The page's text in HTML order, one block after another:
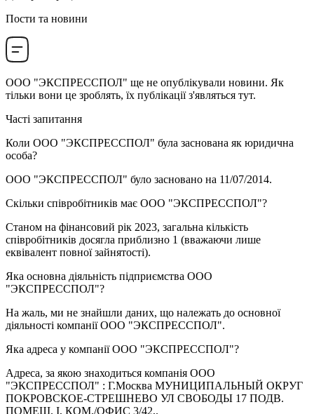
Пости та новини
ООО "ЭКСПРЕССПОЛ" ще не опублікували новини. Як
тільки вони це зроблять, їх публікації з'являться тут.
Часті запитання
Коли ООО "ЭКСПРЕССПОЛ" була заснована як юридична
особа?
ООО "ЭКСПРЕССПОЛ" було засновано на 11/07/2014.
Скільки співробітників має ООО "ЭКСПРЕССПОЛ"?
Станом на фінансовий рік 2023, загальна кількість
співробітників досягла приблизно 1 (вважаючи лише
еквівалент повної зайнятості).
Яка основна діяльність підприємства ООО
"ЭКСПРЕССПОЛ"?
На жаль, ми не знайшли даних, що належать до основної
діяльності компаніїООО "ЭКСПРЕССПОЛ".
Яка адреса у компаніїООО "ЭКСПРЕССПОЛ"?
Адреса, за якою знаходиться компанія ООО
"ЭКСПРЕССПОЛ" : Г.Москва МУНИЦИПАЛЬНЫЙ ОКРУГ
ПОКРОВСКОЕ-СТРЕШНЕВО УЛ СВОБОДЫ 17 ПОДВ.
ПОМЕЩ. I, КОМ./ОФИС 3/42,.